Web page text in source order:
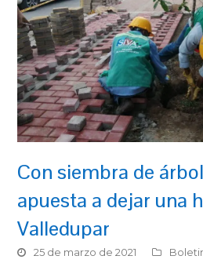
Con siembra de
apuesta a dejar una
Valledupar
25 de marzo de 2021